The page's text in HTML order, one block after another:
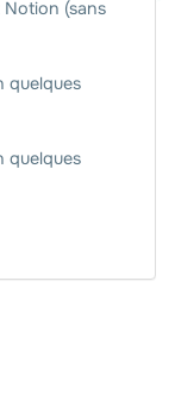
(sans
quelques
quelques